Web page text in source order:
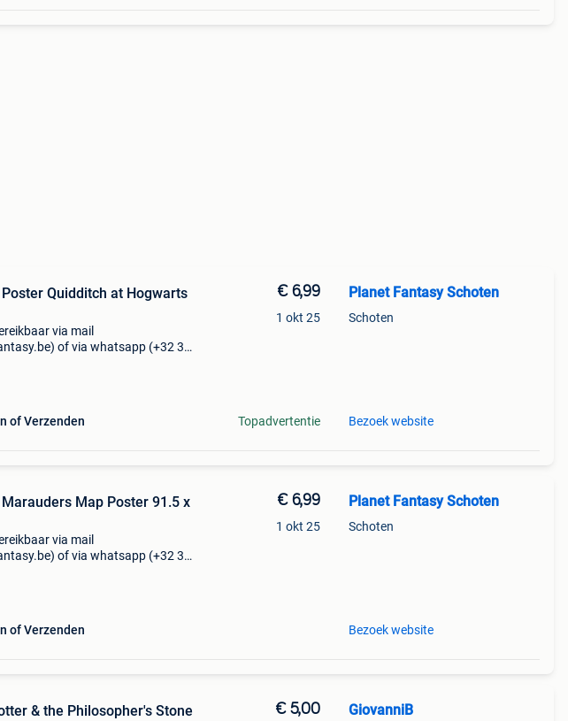
Quidditch at Hogwarts
via mail
of via whatsapp (+32 3
of Verzenden
€ 6,99
1 okt 25
Topadvertentie
Planet Fantasy Schoten
Schoten
Bezoek website
Map Poster 91.5 x
via mail
of via whatsapp (+32 3
of Verzenden
€ 6,99
1 okt 25
Planet Fantasy Schoten
Schoten
Bezoek website
& the Philosopher's Stone
€ 5,00 GiovanniB